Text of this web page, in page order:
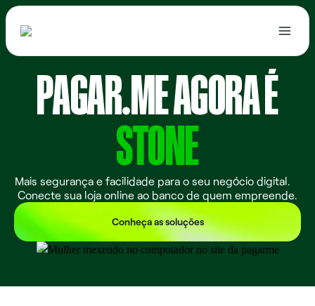
Ofertas
Contratar
PAGAR.ME AGORA É
STONE
Mais segurança e facilidade para o seu negócio digital.
Conecte sua loja online ao banco de quem empreende.
Conheça as soluções